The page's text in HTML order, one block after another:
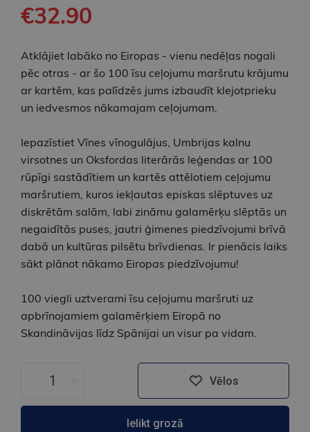
€32.90
Atklājiet labāko no Eiropas - vienu nedēļas nogali
pēc otras - ar šo 100 īsu ceļojumu maršrutu krājumu
ar kartēm, kas palīdzēs jums izbaudīt klejotprieku
un iedvesmos nākamajam ceļojumam.
Iepazīstiet Vīnes vīnogulājus, Umbrijas kalnu
virsotnes un Oksfordas literārās leģendas ar 100
rūpīgi sastādītiem un kartēs attēlotiem ceļojumu
maršrutiem, kuros iekļautas episkas slēptuves uz
diskrētām salām, labi zināmu galamērķu slēptās un
negaidītās puses, jautri ģimenes piedzīvojumi brīvā
dabā un kultūras pilsētu brīvdienas. Ir pienācis laiks
sākt plānot nākamo Eiropas piedzīvojumu!
100 viegli uztverami īsu ceļojumu maršruti uz
apbrīnojamiem galamērķiem Eiropā no
Skandināvijas līdz Spānijai un visur pa vidam.
Vēlos
Ielikt grozā